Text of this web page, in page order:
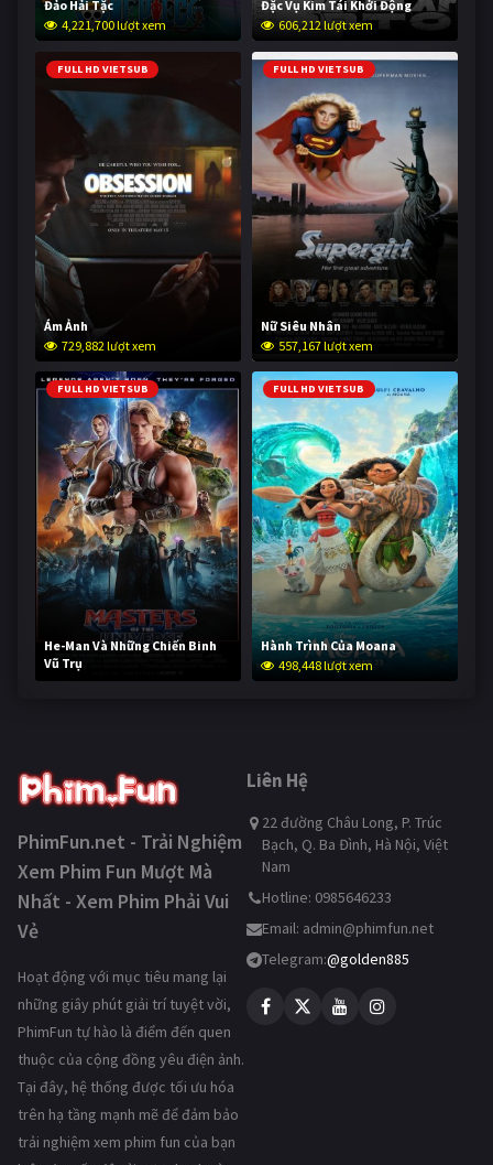
Đảo Hải Tặc
4,221,700 lượt xem
Đặc Vụ Kim Tái Khởi Động
606,212 lượt xem
FULL HD VIETSUB
Ám Ảnh
729,882 lượt xem
FULL HD VIETSUB
Nữ Siêu Nhân
557,167 lượt xem
FULL HD VIETSUB
He-Man Và Những Chiến Binh
Vũ Trụ
247,916 lượt xem
FULL HD VIETSUB
Hành Trình Của Moana
498,448 lượt xem
PhimFun.net - Trải Nghiệm
Xem Phim Fun Mượt Mà
Nhất - Xem Phim Phải Vui
Vẻ
Hoạt động với mục tiêu mang lại
những giây phút giải trí tuyệt vời,
PhimFun tự hào là điểm đến quen
thuộc của cộng đồng yêu điện ảnh.
Tại đây, hệ thống được tối ưu hóa
trên hạ tầng mạnh mẽ để đảm bảo
trải nghiệm xem phim fun của bạn
Liên Hệ
22 đường Châu Long, P. Trúc
Bạch, Q. Ba Đình, Hà Nội, Việt
Nam
Hotline: 0985646233
Email: admin@phimfun.net
Telegram:@golden885